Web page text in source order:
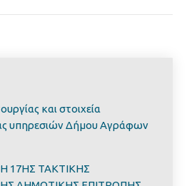
και στοιχεία
υπηρεσιών Δήμου Αγράφων
17ΗΣ ΤΑΚΤΙΚΗΣ